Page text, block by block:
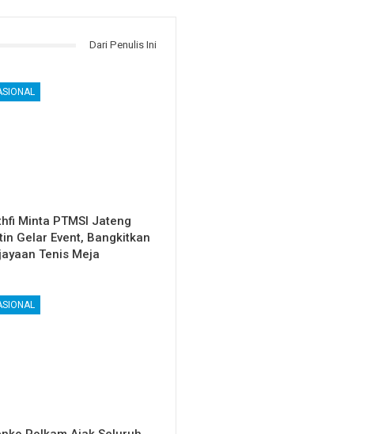
Dari Penulis Ini
Minta PTMSI Jateng
Gelar Event, Bangkitkan
Tenis Meja